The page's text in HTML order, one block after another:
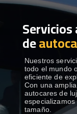
ALQUILER DE
DESTINOS
RECORRIDAS
de
Nuestros
todo el mundo
eficiente de
Con una
autocares de
tamaño.